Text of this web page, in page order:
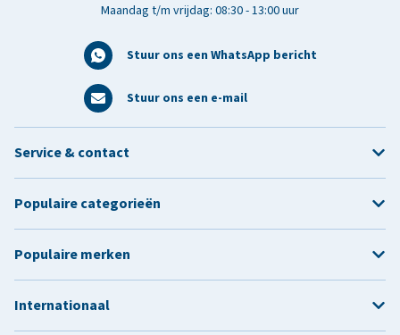
Maandag t/m vrijdag: 08:30 - 13:00 uur
Stuur ons een WhatsApp bericht
Stuur ons een e-mail
Service & contact
Populaire categorieën
Populaire merken
Internationaal